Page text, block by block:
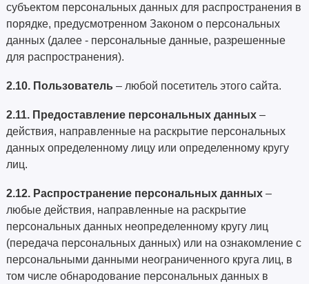
субъектом персональных данных для распространения в
порядке, предусмотренном Законом о персональных
данных (далее - персональные данные, разрешенные
для распространения).
2.10. Пользователь – любой посетитель этого сайта.
2.11. Предоставление персональных данных –
действия, направленные на раскрытие персональных
данных определенному лицу или определенному кругу
лиц.
2.12. Распространение персональных данных –
любые действия, направленные на раскрытие
персональных данных неопределенному кругу лиц
(передача персональных данных) или на ознакомление с
персональными данными неограниченного круга лиц, в
том числе обнародование персональных данных в